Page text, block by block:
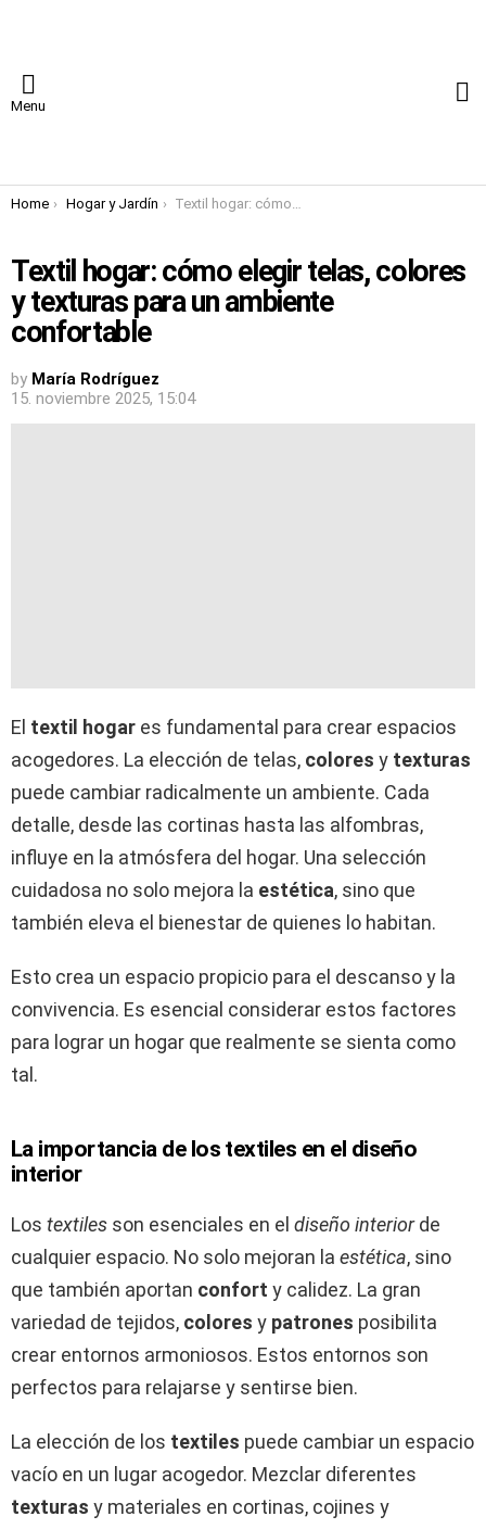
Menu
You are here:
Home Hogar y Jardín Textil hogar: cómo elegir telas, colores y texturas para un ambiente confortable
Textil hogar: cómo elegir telas, colores
y texturas para un ambiente
confortable
by María Rodríguez
15. noviembre 2025, 15:04
El textil hogar es fundamental para crear espacios
acogedores. La elección de telas, colores y texturas
puede cambiar radicalmente un ambiente. Cada
detalle, desde las cortinas hasta las alfombras,
influye en la atmósfera del hogar. Una selección
cuidadosa no solo mejora la estética, sino que
también eleva el bienestar de quienes lo habitan.
Esto crea un espacio propicio para el descanso y la
convivencia. Es esencial considerar estos factores
para lograr un hogar que realmente se sienta como
tal.
La importancia de los textiles en el diseño
interior
Los textiles son esenciales en el diseño interiorde
cualquier espacio. No solo mejoran la estética, sino
que también aportan confort y calidez. La gran
variedad de tejidos, colores y patrones posibilita
crear entornos armoniosos. Estos entornos son
perfectos para relajarse y sentirse bien.
La elección de los textiles puede cambiar un espacio
vacío en un lugar acogedor. Mezclar diferentes
texturas y materiales en cortinas, cojines y